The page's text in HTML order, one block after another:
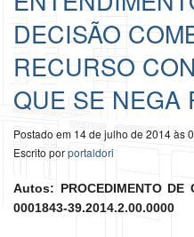
DECISÃO
RECURSO
QUE SE NEGA
Postado em 14 de julho de 2014 às
Escrito porportaldori
Autos: PROCEDIMENTO DE
0001843-39.2014.2.00.0000